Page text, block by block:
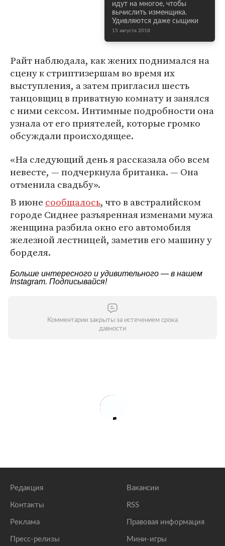
идут на многое, чтобы
вычислить изменщика.
Удивляются даже сыщики
15 августа 2018
Райт наблюдала, как жених поднимался на
сцену к стриптизершам во время их
выступления, а затем пригласил шесть
танцовщиц в приватную комнату и занялся
с ними сексом. Интимные подробности она
узнала от его приятелей, которые громко
обсуждали происходящее.
«На следующий день я рассказала обо всем
невесте, — подчеркнула британка. — Она
отменила свадьбу».
В июне сообщалось, что в австралийском
городе Сиднее разъяренная изменами мужа
женщина разбила окно его автомобиля
железной лестницей, заметив его машину у
борделя.
Больше интересного и удивительного — в нашем
Instagram. Подписывайся!
Комментарии закрыты за истечением срока
давности
Редакция
Контакты
Реклама
Пресс-релизы
Вакансии
RSS
Правовая информация
Мини-игры